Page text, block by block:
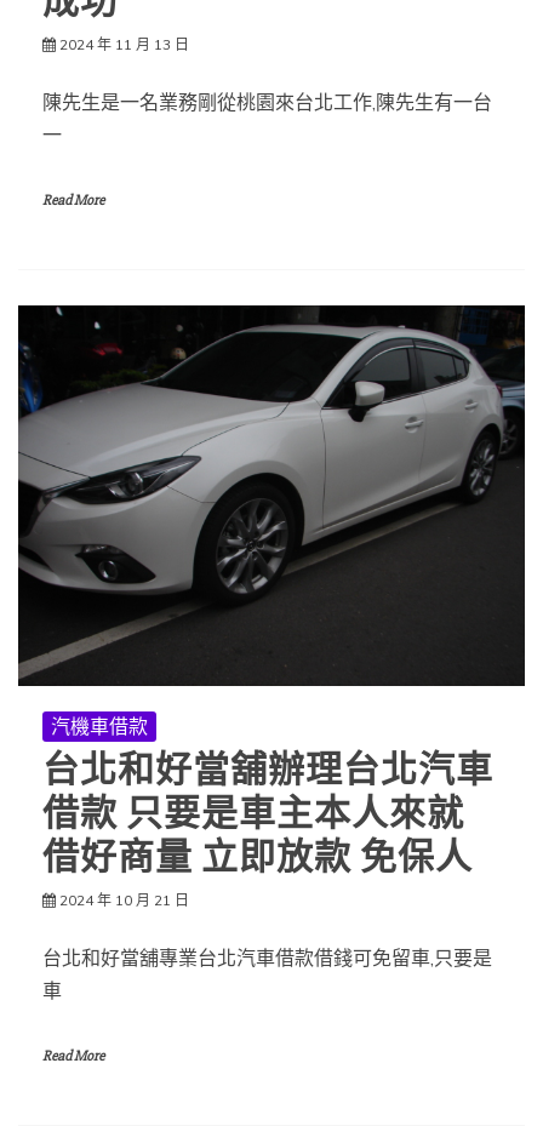
2024 年 11 月 13 日
陳先生是一名業務剛從桃園來台北工作,陳先生有一台
一
Read More
汽機車借款
台北和好當舖辦理台北汽車
借款 只要是車主本人來就
借好商量 立即放款 免保人
2024 年 10 月 21 日
台北和好當舖專業台北汽車借款借錢可免留車,只要是
車
Read More